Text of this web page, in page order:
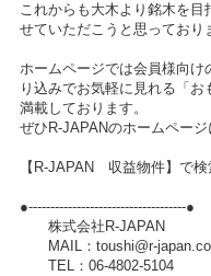
これからも大木より銘木を目
せていただこうと思っており
ホームページでは会員様向け
り込みでお気軽に見れる「
満載しております。
ぜひR-JAPANのホームページ
【R-JAPAN 収益物件】で検
●------------------------------------●
株式会社R-JAPAN
MAIL：toushi@r-
TEL：06-4802-5104